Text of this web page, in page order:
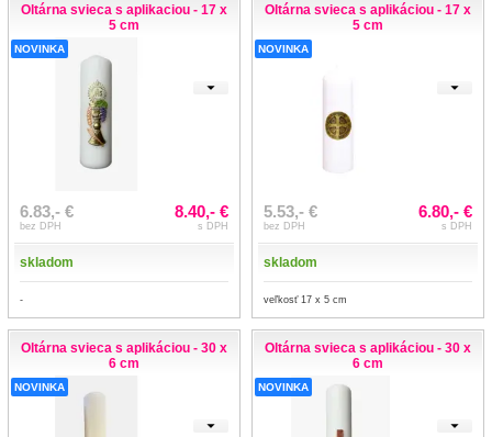
Oltárna svieca s aplikaciou - 17 x
5 cm
NOVINKA
6.83,- €
bez DPH
8.40,- €
s DPH
skladom
-
Oltárna svieca s aplikáciou - 17 x
5 cm
NOVINKA
5.53,- €
bez DPH
6.80,- €
s DPH
skladom
veľkosť 17 x 5 cm
Oltárna svieca s aplikáciou - 30 x
6 cm
NOVINKA
Oltárna svieca s aplikáciou - 30 x
6 cm
NOVINKA